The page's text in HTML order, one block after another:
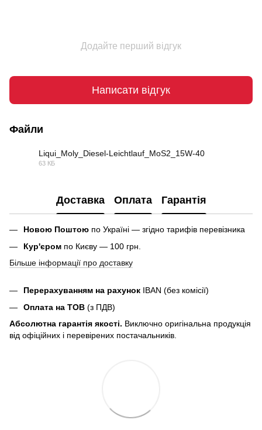
Додайте перший відгук
Написати відгук
Файли
Liqui_Moly_Diesel-Leichtlauf_MoS2_15W-40
63 КБ
Доставка Оплата Гарантія
Новою Поштою по Україні — згідно тарифів перевізника
Кур'єром по Києву — 100 грн.
Більше інформації про доставку
Перерахуванням на рахунок IBAN (без комісії)
Оплата на ТОВ (з ПДВ)
Абсолютна гарантія якості. Виключно оригінальна продукція
від офіційних і перевірених постачальників.